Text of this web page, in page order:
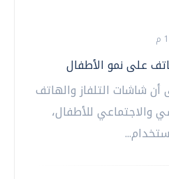
على نمو الأطفال
شاشات التلفاز والهاتف
والاجتماعي للأطفال،